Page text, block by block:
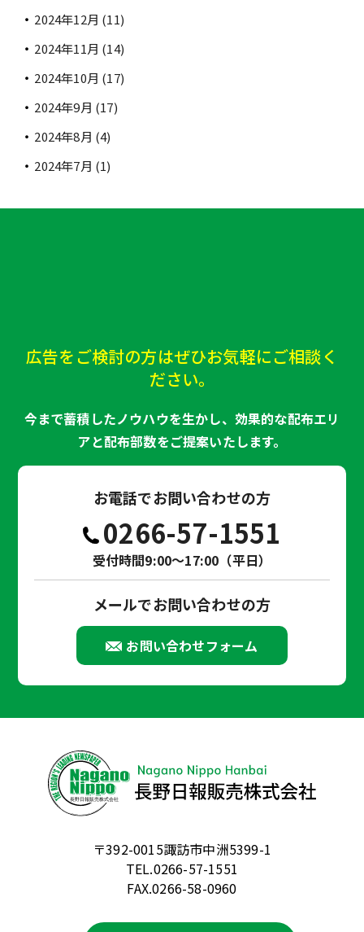
2024年12月 (11)
2024年11月 (14)
2024年10月 (17)
2024年9月 (17)
2024年8月 (4)
2024年7月 (1)
広告をご検討の方はぜひお気軽にご相談く
ださい。
今まで蓄積したノウハウを生かし、効果的な配布エリ
アと配布部数をご提案いたします。
お電話でお問い合わせの方
0266-57-1551
受付時間9:00～17:00（平日）
メールでお問い合わせの方
お問い合わせフォーム
〒392-0015諏訪市中洲5399-1
TEL.0266-57-1551
FAX.0266-58-0960